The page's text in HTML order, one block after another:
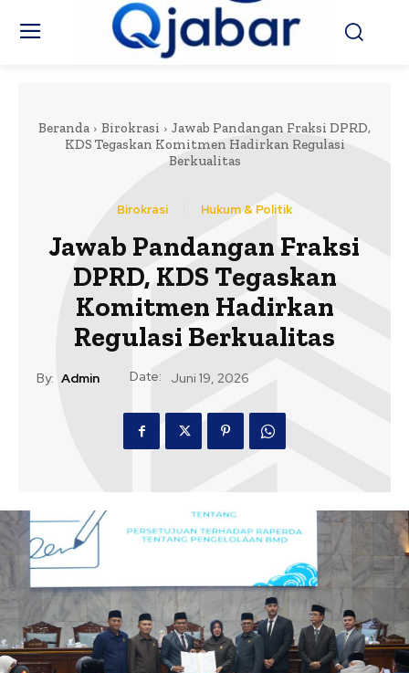
Beranda Birokrasi
Jawab Pandangan Fraksi DPRD,
KDS Tegaskan Komitmen Hadirkan Regulasi
Berkualitas
Birokrasi Hukum & Politik
Jawab Pandangan Fraksi
DPRD, KDS Tegaskan
Komitmen Hadirkan
Regulasi Berkualitas
By: Admin Date: Juni 19, 2026